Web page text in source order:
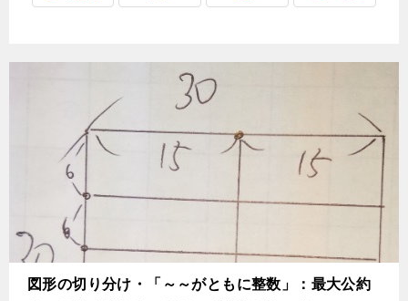
図形の切り分け・「～～がともに整数」：最大公約